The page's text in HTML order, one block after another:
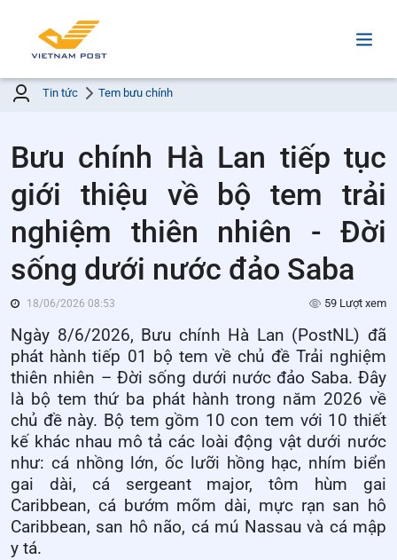
Tin tức Tem bưu chính
Bưu chính Hà Lan tiếp tục
giới thiệu về bộ tem trải
nghiệm thiên nhiên - Đời
sống dưới nước đảo Saba
18/06/2026 08:53 59 Lượt xem
Ngày 8/6/2026, Bưu chính Hà Lan (PostNL) đã
phát hành tiếp 01 bộ tem về chủ đề Trải nghiệm
thiên nhiên – Đời sống dưới nước đảo Saba. Đây
là bộ tem thứ ba phát hành trong năm 2026 về
chủ đề này. Bộ tem gồm 10 con tem với 10 thiết
kế khác nhau mô tả các loài động vật dưới nước
như: cá nhồng lớn, ốc lưỡi hồng hạc, nhím biển
gai dài, cá sergeant major, tôm hùm gai
Caribbean, cá bướm mõm dài, mực rạn san hô
Caribbean, san hô não, cá mú Nassau và cá mập
y tá.